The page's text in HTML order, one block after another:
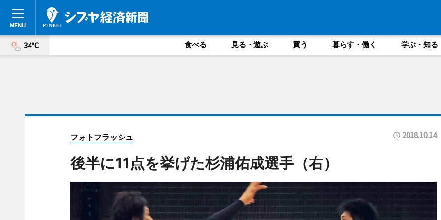
34°C 食べる 見る・遊ぶ 買う 暮らす・働く 学ぶ・知る
フォトフラッシュ 2018.10.14
後半に11点を挙げた杉浦佑成選手（右）